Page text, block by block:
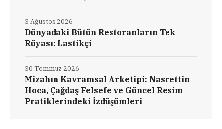
Dünyadaki Bütün Restoranların Tek
Rüyası: Lastikçi
3 Ağustos 2026
Mizahın Kavramsal Arketipi: Nasrettin
Hoca, Çağdaş Felsefe ve Güncel Resim
Pratiklerindeki İzdüşümleri
30 Temmuz 2026